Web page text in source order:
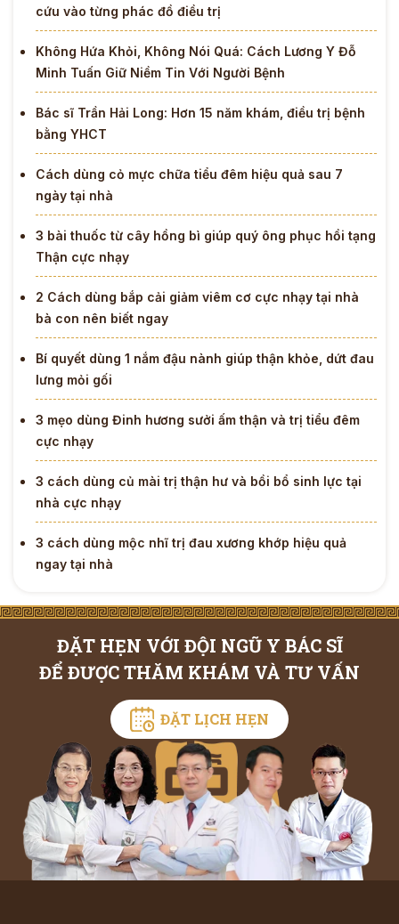
cứu vào từng phác đồ điều trị
Không Hứa Khỏi, Không Nói Quá: Cách Lương Y Đỗ
Minh Tuấn Giữ Niềm Tin Với Người Bệnh
Bác sĩ Trần Hải Long: Hơn 15 năm khám, điều trị bệnh
bằng YHCT
Cách dùng cỏ mực chữa tiểu đêm hiệu quả sau 7
ngày tại nhà
3 bài thuốc từ cây hồng bì giúp quý ông phục hồi tạng
Thận cực nhạy
2 Cách dùng bắp cải giảm viêm cơ cực nhạy tại nhà
bà con nên biết ngay
Bí quyết dùng 1 nắm đậu nành giúp thận khỏe, dứt đau
lưng mỏi gối
3 mẹo dùng Đinh hương sưởi ấm thận và trị tiểu đêm
cực nhạy
3 cách dùng củ mài trị thận hư và bồi bổ sinh lực tại
nhà cực nhạy
3 cách dùng mộc nhĩ trị đau xương khớp hiệu quả
ngay tại nhà
ĐẶT HẸN VỚI ĐỘI NGŨ Y BÁC SĨ
ĐỂ ĐƯỢC THĂM KHÁM VÀ TƯ VẤN
ĐẶT LỊCH HẸN